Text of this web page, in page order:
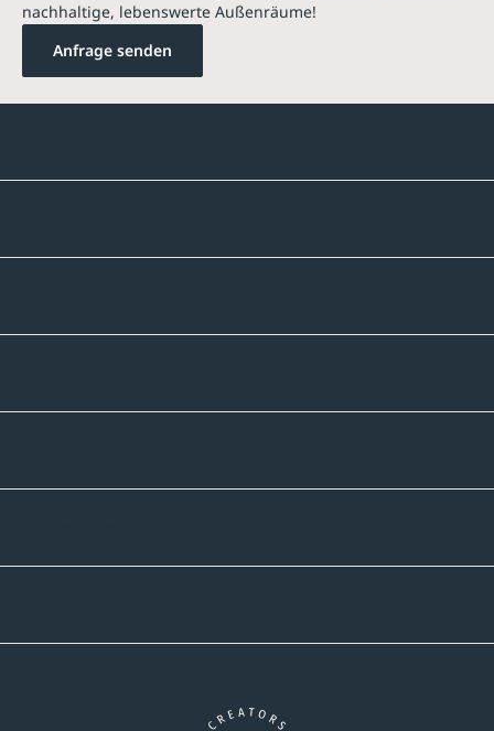
nachhaltige, lebenswerte Außenräume!
Anfrage senden